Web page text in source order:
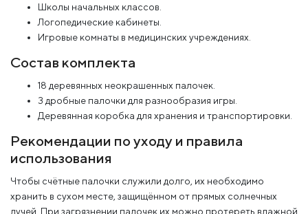
Школы начальных классов.
Логопедические кабинеты.
Игровые комнаты в медицинских учреждениях.
Состав комплекта
18 деревянных неокрашенных палочек.
3 дробные палочки для разнообразия игры.
Деревянная коробка для хранения и транспортировки.
Рекомендации по уходу и правила
использования
Чтобы счётные палочки служили долго, их необходимо
хранить в сухом месте, защищённом от прямых солнечных
лучей. При загрязнении палочек их можно протереть влажной